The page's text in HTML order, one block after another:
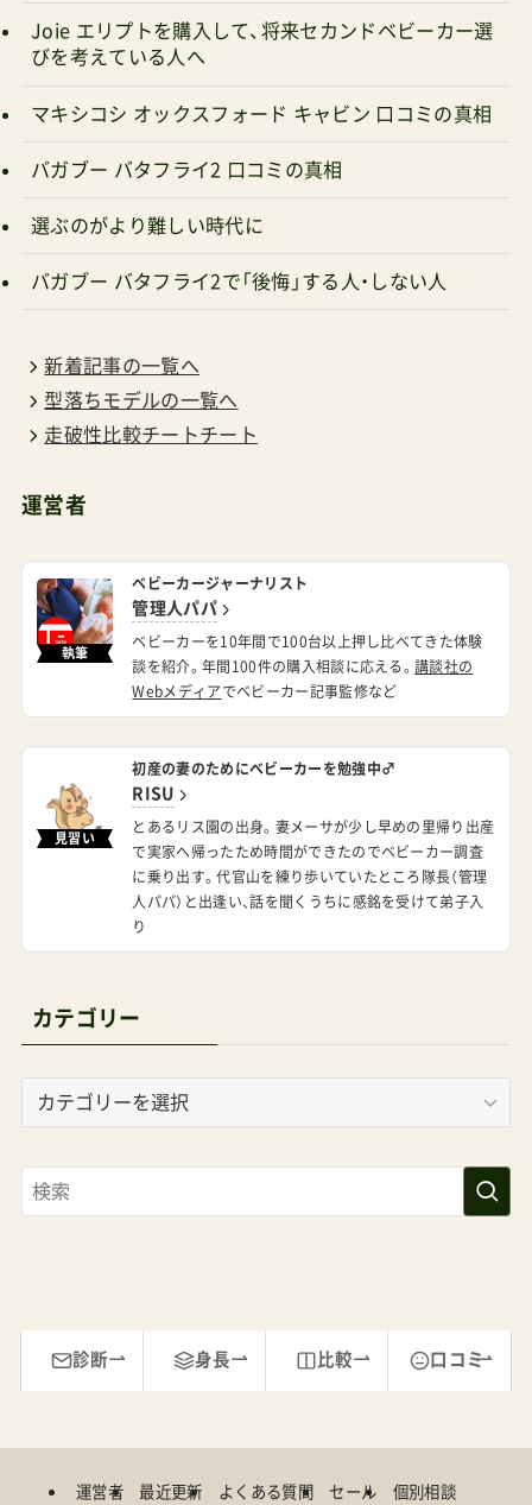
クスを秒で平らげたあの当時のわたしに必要だっ
た冷たさではなく、乳児期の汗腺の発達も未熟で、
大人ほど汗をかいて体温を下げることができない
赤ちゃんのための優しい冷え。私が巷のエアラブ
とか保冷シートを見ていて気になるのが、屋外の
猛暑の中はいいとして、大型ショッピングモール
とか百貨店、高級食材スーパーなんかにいくと「冷
蔵庫か！」っていうぐらい一転して冷えてしまう環
トを背中からサクッと抜き取ってあげたい。赤ち
ゃんの課題は体温調節。暑すぎるのは酷だけど、砂
漠から北極への移動も体の負担になる。流石の私
んな意識でいられるか、付け外しが面倒でないか？
そういう先々の対応も含めて商品を選びたい。製
品について詳しくは以下の記事が参考になるかも
しれない。今後、このような付け外しが簡単なタイ
プが市場に増えてくれたらと願う。 エアバギーテ
クノファインクールマット Amazonで探す 楽天市
場で探す Yahoo!で探す もっと詳しく エアバギー
テクノファインクールマット口コミの真相 そこが
気になる！FAQいつから使っていいの？新生児から
使えるの？一概には言えないし、製品にも表記され
ていない。でもまぁ、ライバル商品（丹平製薬）が首
が座る生後2~3ヶ月頃としているのでそれに倣う
利用時期の適当は子どもの発育具合によっても変
わるので固定したくなかったのだろう。固い保冷
剤を後頭部に敷けば頭の形に影響しそうだが、こ
の商品はそもそも硬くならないという有利な面も
ある。保冷剤って溶けるんでしょ？35℃以上の外
気温で解けない保冷剤があったら発明モノだろ
には帰りましょう。それが子どものためだし、自分
のため。接触冷感シートで十分では？マットレス
Joie エリプトを購入して、将来セカンドベビーカー選
びを考えている人へ
マキシコシ オックスフォード キャビン 口コミの真相
バガブー バタフライ2 口コミの真相
選ぶのがより難しい時代に
バガブー バタフライ2で「後悔」する人・しない人
新着記事の一覧へ
型落ちモデルの一覧へ
走破性比較チートチート
運営者
執筆
ベビーカージャーナリスト
管理人パパ
ベビーカーを10年間で100台以上押し比べてきた体験
談を紹介。年間100件の購入相談に応える。講談社の
Webメディア でベビーカー記事監修など
見習い
初産の妻のためにベビーカーを勉強中♂
RISU
とあるリス園の出身。妻メーサが少し早めの里帰り出産
で実家へ帰ったため時間ができたのでベビーカー調査
に乗り出す。代官山を練り歩いていたところ隊長（管理
人パパ）と出逢い、話を聞くうちに感銘を受けて弟子入
り
カテゴリー
リ
ー
診断 身長 比較 口コミ
運営者 最近更新 よくある質問 セール 個別相談